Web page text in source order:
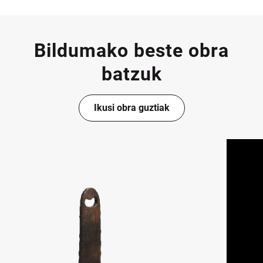
Bildumako beste obra
batzuk
Ikusi obra guztiak